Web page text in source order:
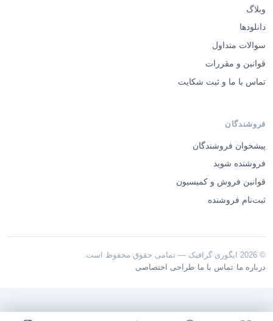
وبلاگ
دانلودها
سوالات متداول
قوانین و مقررات
تماس با ما و ثبت شکایت
فروشندگان
پیشخوان فروشندگان
فروشنده شوید
قوانین فروش و کمیسیون
ثبت‌نام فروشنده
© 2026 ایگوری گرافیک — تمامی حقوق محفوظ است.
درباره ما ·تماس با ما ·طراحی اختصاصی